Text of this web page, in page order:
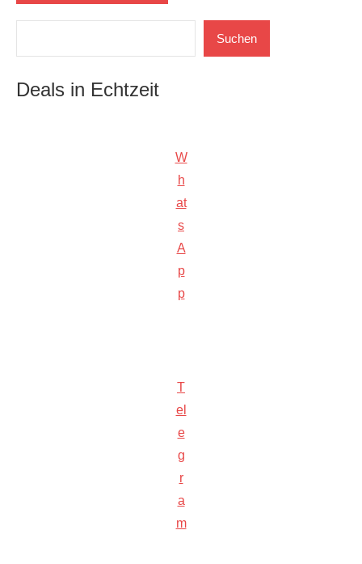
Suchen
Deals in Echtzeit
W
h
at
s
A
p
p
T
el
e
g
r
a
m